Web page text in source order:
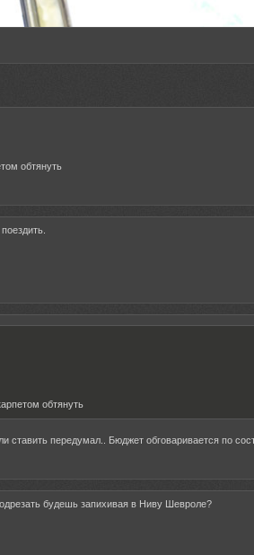
обтянуть
обтянуть
передумал.. Бюджет обговаривается по
будешь запихивая в Ниву Шевроле?